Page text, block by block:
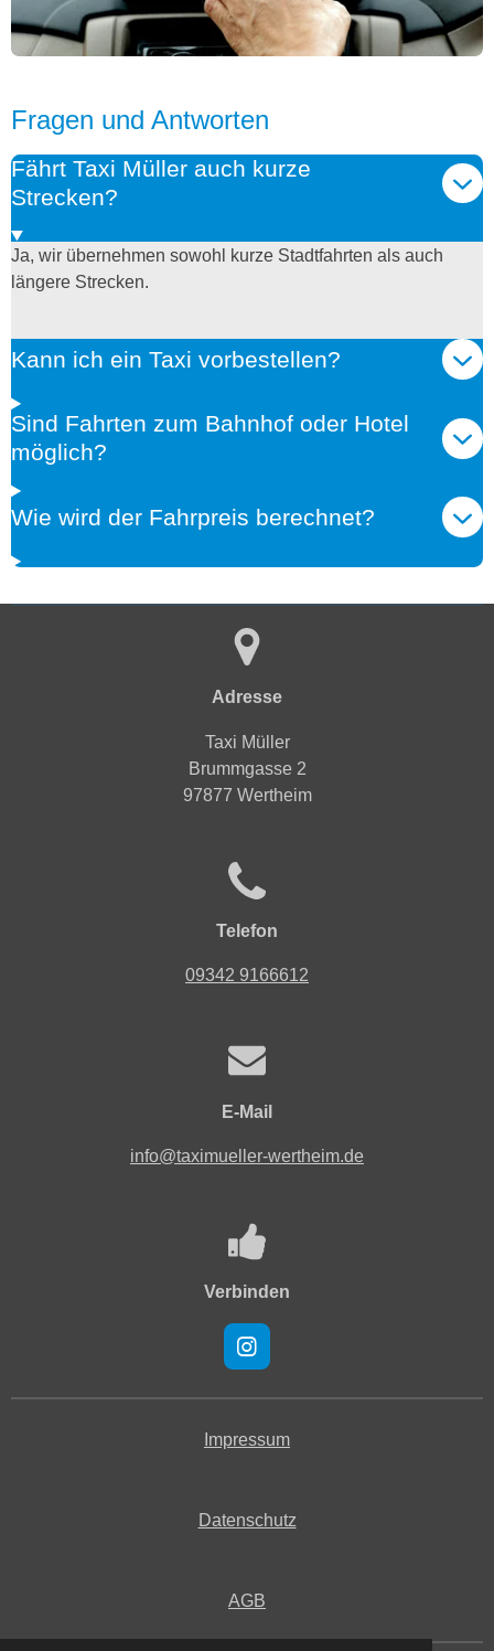
Fragen und Antworten
Fährt Taxi Müller auch kurze
Strecken?
Ja, wir übernehmen sowohl kurze Stadtfahrten als auch
längere Strecken.
Kann ich ein Taxi vorbestellen?
Sind Fahrten zum Bahnhof oder Hotel
möglich?
Wie wird der Fahrpreis berechnet?
Adresse
Taxi Müller
Brummgasse 2
97877 Wertheim
Telefon
09342 9166612
E-Mail
info@taximueller-wertheim.de
Verbinden
I
n
s
a
m
Impressum
Datenschutz
AGB